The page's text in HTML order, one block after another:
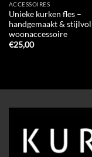
ACCESSOIRES
Unieke kurken fles –
handgemaakt & stijlvol
woonaccessoire
€25,00